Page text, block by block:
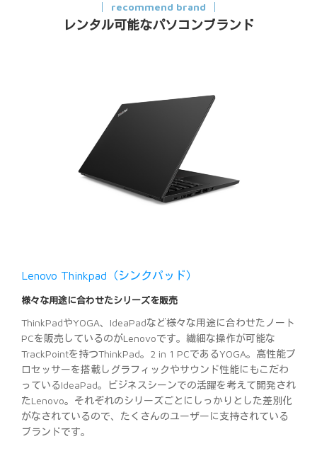
recommend brand
レンタル可能なパソコンブランド
Lenovo Thinkpad（シンクパッド）
様々な用途に合わせたシリーズを販売
ThinkPadやYOGA、IdeaPadなど様々な用途に合わせたノート
PCを販売しているのがLenovoです。繊細な操作が可能な
TrackPointを持つThinkPad。2 in 1 PCであるYOGA。高性能プ
ロセッサーを搭載しグラフィックやサウンド性能にもこだわ
っているIdeaPad。ビジネスシーンでの活躍を考えて開発され
たLenovo。それぞれのシリーズごとにしっかりとした差別化
がなされているので、たくさんのユーザーに支持されている
ブランドです。